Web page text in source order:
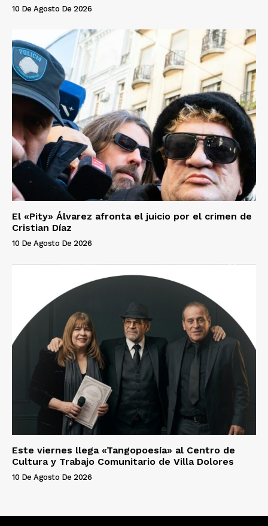
10 De Agosto De 2026
El «Pity» Álvarez afronta el juicio por el crimen de
Cristian Díaz
10 De Agosto De 2026
Este viernes llega «Tangopoesía» al Centro de
Cultura y Trabajo Comunitario de Villa Dolores
10 De Agosto De 2026